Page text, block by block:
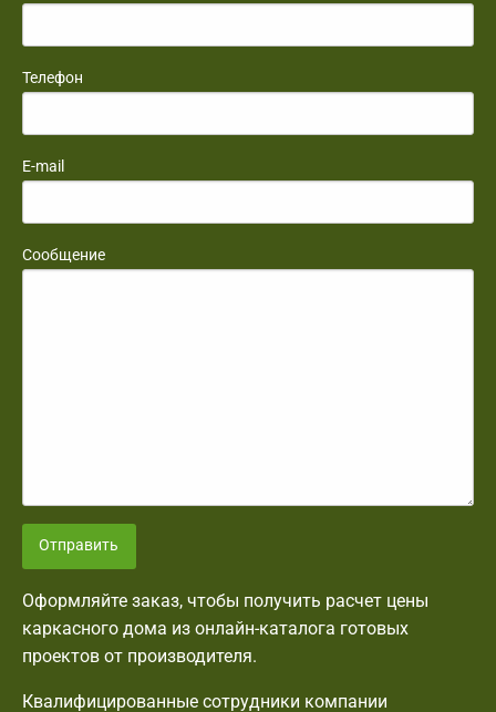
Телефон
E-mail
Сообщение
Отправить
Оформляйте заказ, чтобы получить расчет цены
каркасного дома из онлайн-каталога готовых
проектов от производителя.
Квалифицированные сотрудники компании